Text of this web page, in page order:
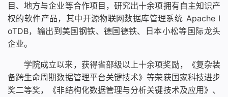
目、地方与企业等合作项目，研究出十余项拥有自主知识产
权的软件产品，其中开源物联网数据库管理系统 Apache I
oTDB，输出到美国钢铁、德国德铁、日本小松等国际龙头
企业。
学院成立以来，获得省部级以上十余项奖励，《复杂装
备跨生命周期数据管理平台关键技术》等荣获国家科技进步
奖二等奖，《非结构化数据管理与分析关键技术及应用》、